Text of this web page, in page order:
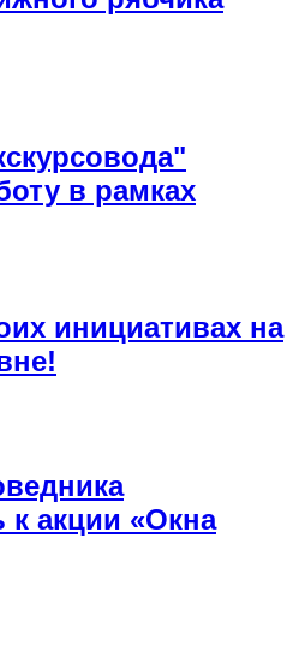
в рамках
инициативах на
к акции «Окна